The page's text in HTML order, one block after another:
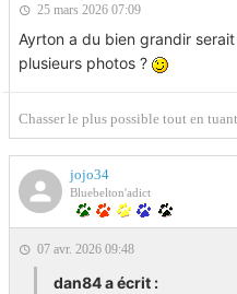
25 mars 2026 07:09
Ayrton a du bien grandir
plusieurs photos ?
Chasser le plus possible tout en
jojo34
Bluebelton'adict
07 avr. 2026 09:48
dan84 a écrit :